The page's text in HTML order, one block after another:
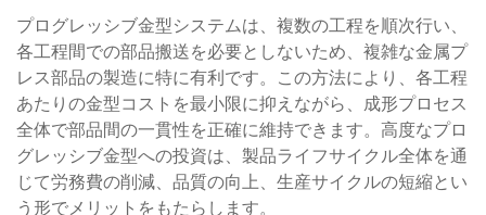
プログレッシブ金型システムは、複数の工程を順次行い、
各工程間での部品搬送を必要としないため、複雑な金属プ
レス部品の製造に特に有利です。この方法により、各工程
あたりの金型コストを最小限に抑えながら、成形プロセス
全体で部品間の一貫性を正確に維持できます。高度なプロ
グレッシブ金型への投資は、製品ライフサイクル全体を通
じて労務費の削減、品質の向上、生産サイクルの短縮とい
う形でメリットをもたらします。